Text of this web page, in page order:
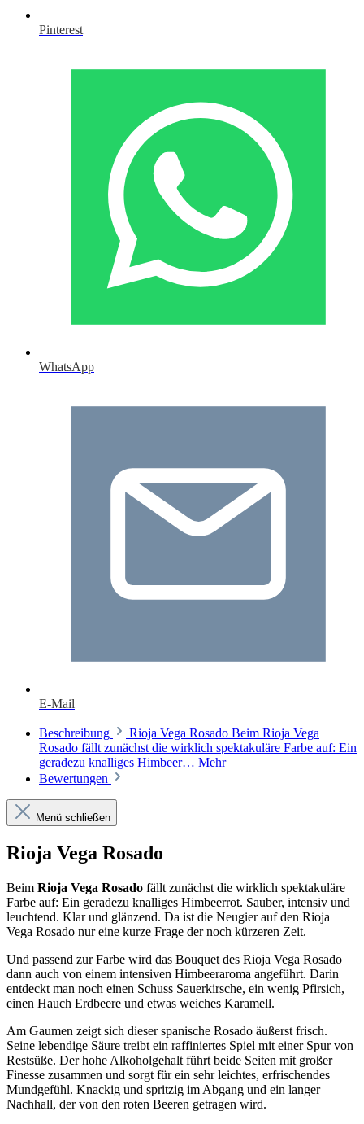
Pinterest
WhatsApp
E-Mail
Beschreibung
Rioja Vega Rosado Beim Rioja Vega
Rosado fällt zunächst die wirklich spektakuläre Farbe auf: Ein
geradezu knalliges Himbeer… Mehr
Bewertungen
Menü schließen
Rioja Vega Rosado
Beim Rioja Vega Rosado fällt zunächst die wirklich spektakuläre
Farbe auf: Ein geradezu knalliges Himbeerrot. Sauber, intensiv und
leuchtend. Klar und glänzend. Da ist die Neugier auf den Rioja
Vega Rosado nur eine kurze Frage der noch kürzeren Zeit.
Und passend zur Farbe wird das Bouquet des Rioja Vega Rosado
dann auch von einem intensiven Himbeeraroma angeführt. Darin
entdeckt man noch einen Schuss Sauerkirsche, ein wenig Pfirsich,
einen Hauch Erdbeere und etwas weiches Karamell.
Am Gaumen zeigt sich dieser spanische Rosado äußerst frisch.
Seine lebendige Säure treibt ein raffiniertes Spiel mit einer Spur von
Restsüße. Der hohe Alkoholgehalt führt beide Seiten mit großer
Finesse zusammen und sorgt für ein sehr leichtes, erfrischendes
Mundgefühl. Knackig und spritzig im Abgang und ein langer
Nachhall, der von den roten Beeren getragen wird.